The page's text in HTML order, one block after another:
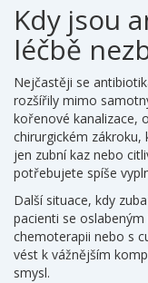
Kdy jsou
léčbě
Nejčastěji se
rozšířily mimo
kořenové kanalizace,
chirurgickém zákroku,
jen zubní kaz nebo
potřebujete spíše
Další situace, kdy
pacienti se
chemoterapii nebo s
vést k vážnějším
smysl.